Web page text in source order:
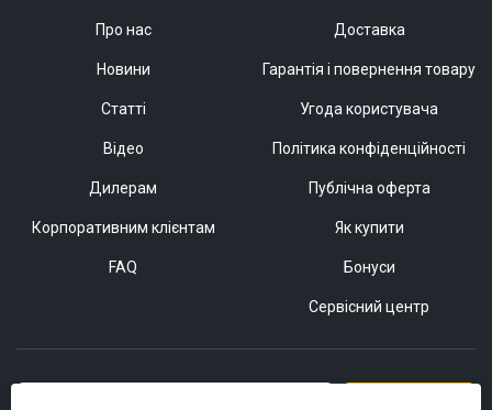
Про нас
Новини
Статті
Відео
Дилерам
Корпоративним клієнтам
FAQ
Доставка
Гарантія і повернення товару
Угода користувача
Політика конфіденційності
Публічна оферта
Як купити
Бонуси
Сервісний центр